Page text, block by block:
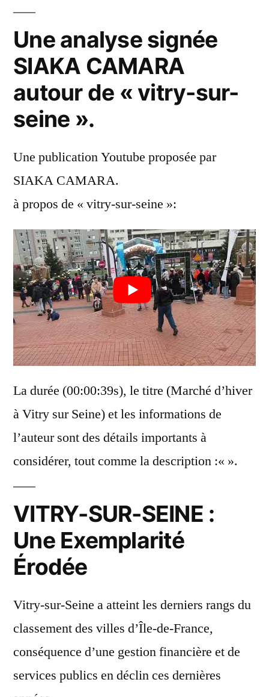
Une analyse signée
SIAKA CAMARA
autour de « vitry-sur-
seine ».
Une publication Youtube proposée par
SIAKA CAMARA.
à propos de « vitry-sur-seine »:
La durée (00:00:39s), le titre (Marché d’hiver
à Vitry sur Seine) et les informations de
l’auteur sont des détails importants à
considérer, tout comme la description :« ».
VITRY-SUR-SEINE :
Une Exemplarité
Érodée
Vitry-sur-Seine a atteint les derniers rangs du
classement des villes d’Île-de-France,
conséquence d’une gestion financière et de
services publics en déclin ces dernières